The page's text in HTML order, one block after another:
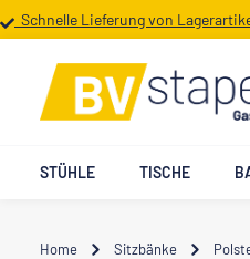
Hauptinhalt springen
Zur Suche springen
Zur Hauptnavigation
Schnelle Lieferung von
STÜHLE TISCHE
Home Sitzbänke